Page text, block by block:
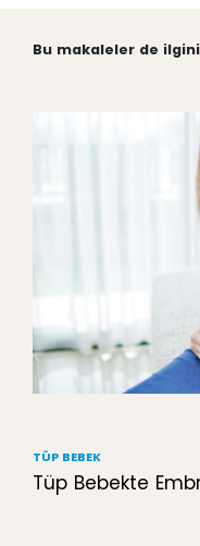
Bu makaleler de
TÜP BEBEK
Tüp Bebekte